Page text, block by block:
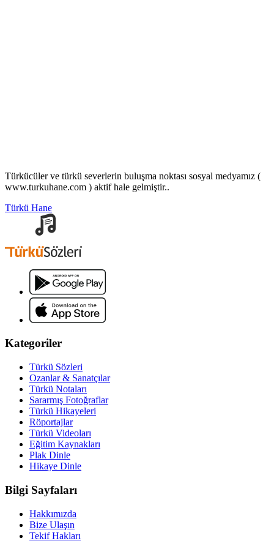
Türkücüler ve türkü severlerin buluşma noktası sosyal medyamız (
www.turkuhane.com ) aktif hale gelmiştir..
Türkü Hane
Kategoriler
Türkü Sözleri
Ozanlar & Sanatçılar
Türkü Notaları
Sararmış Fotoğraflar
Türkü Hikayeleri
Röportajlar
Türkü Videoları
Eğitim Kaynakları
Plak Dinle
Hikaye Dinle
Bilgi Sayfaları
Hakkımızda
Bize Ulaşın
Tekif Hakları